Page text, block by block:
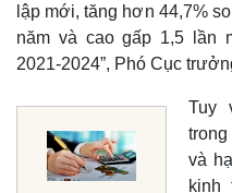
lập mới, tăng hơn 44,7%
năm và cao gấp 1,5 lần
2021-2024”, Phó Cục
Tuy
và
kinh